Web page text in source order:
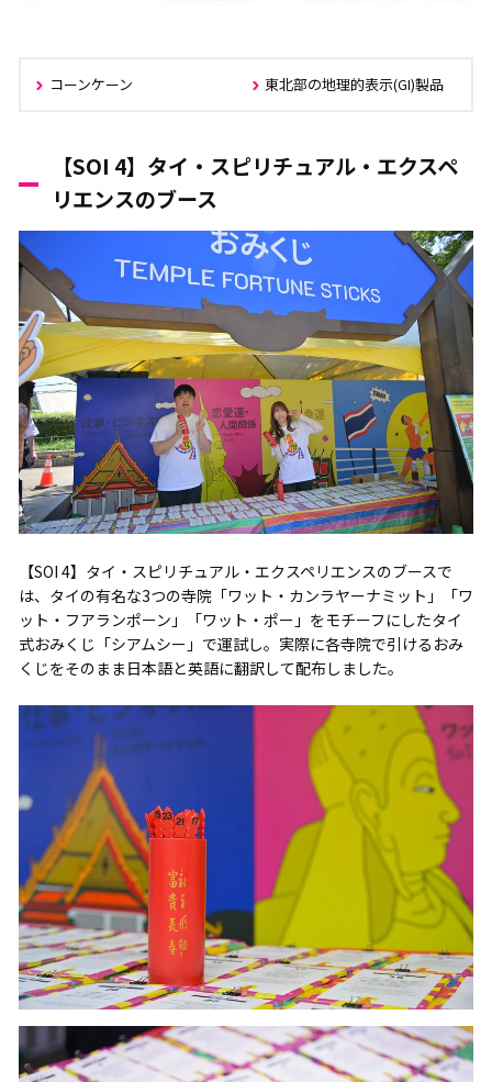
コーンケーン 東北部の地理的表示(GI)製品
【SOI 4】タイ・スピリチュアル・エクスペ
リエンスのブース
【SOI 4】タイ・スピリチュアル・エクスペリエンスのブースで
は、タイの有名な3つの寺院「ワット・カンラヤーナミット」「ワ
ット・フアランポーン」「ワット・ポー」をモチーフにしたタイ
式おみくじ「シアムシー」で運試し。実際に各寺院で引けるおみ
くじをそのまま日本語と英語に翻訳して配布しました。